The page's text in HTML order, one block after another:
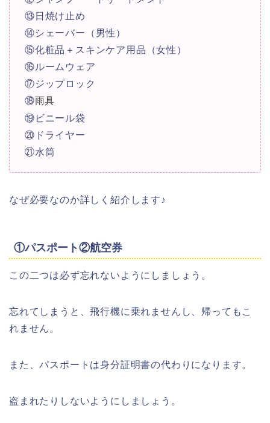
⑬日焼け止め
⑭シェーバー（男性）
⑮化粧品＋スキンケア用品（女性）
⑯ルームウェア
⑰ジップロック
⑱雨具
⑲ビニール袋
⑳ドライヤー
㉑水筒
なぜ必要なのか詳しく紹介します♪
①パスポート②航空券
この二つは必ず忘れないようにしましょう。
忘れてしまうと、飛行機に乗れませんし、帰ってもこ
れません。
また、パスポートは身分証明書の代わりになります。
盗まれたりしないようにしましょう。